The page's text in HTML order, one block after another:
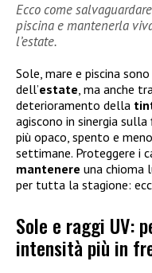
Ecco come
piscina e mantenerla
l’estate.
Sole, mare e piscina
dell’estate, ma anche
deterioramento della
agiscono in sinergia
più opaco, spento e
settimane. Proteggere i
mantenere una chioma
per tutta la stagione:
Sole e raggi UV:
intensità più in